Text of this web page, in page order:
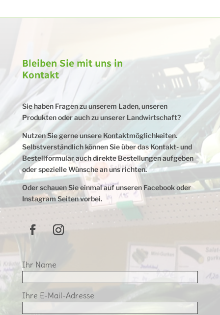
Bleiben Sie mit uns in
Kontakt
Sie haben Fragen zu unserem Laden, unseren
Produkten oder auch zu unserer Landwirtschaft?
Nutzen Sie gerne unsere Kontaktmöglichkeiten.
Selbstverständlich können Sie über das Kontakt- und
Bestellformular auch direkte Bestellungen aufgeben
oder spezielle Wünsche an uns richten.
Oder schauen Sie einmal auf unseren Facebook oder
Instagram Seiten vorbei.
Ihr Name
Ihre E-Mail-Adresse